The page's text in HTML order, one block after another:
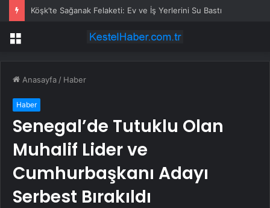
Köşk’te Sağanak Felaketi: Ev ve İş Yerlerini Su Bastı
Menü
Anasayfa / Haber
Haber
Senegal’de Tutuklu Olan
Muhalif Lider ve
Cumhurbaşkanı Adayı
Serbest Bırakıldı